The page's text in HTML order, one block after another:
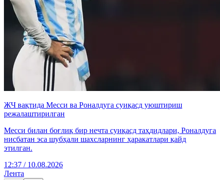
ЖЧ вақтида Месси ва Роналдуга суиқасд уюштириш
режалаштирилган
Месси билан боғлиқ бир нечта суиқасд таҳдидлари, Роналдуга
нисбатан эса шубҳали шахсларнинг ҳаракатлари қайд
этилган.
12:37 / 10.08.2026
Лента